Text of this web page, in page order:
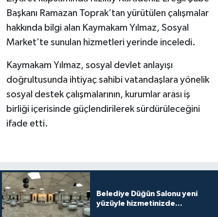
Başkanı Ramazan Toprak’tan yürütülen çalışmalar
hakkında bilgi alan Kaymakam Yılmaz, Sosyal
Market’te sunulan hizmetleri yerinde inceledi.
Kaymakam Yılmaz, sosyal devlet anlayışı
doğrultusunda ihtiyaç sahibi vatandaşlara yönelik
sosyal destek çalışmalarının, kurumlar arası iş
birliği içerisinde güçlendirilerek sürdürüleceğini
ifade etti.
Belediye Düğün Salonu yeni
yüzüyle hizmetinizde...